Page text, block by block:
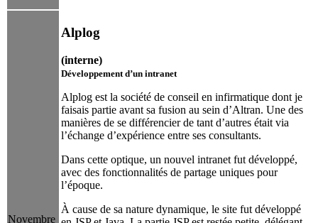
Novembre
Alplog
(interne)
Développement d’un intranet
Alplog est la société de conseil en infirmatique dont je
faisais partie avant sa fusion au sein d’Altran. Une des
manières de se différencier de tant d’autres était via
l’échange d’expérience entre ses consultants.
Dans cette optique, un nouvel intranet fut développé,
avec des fonctionnalités de partage uniques pour
l’époque.
À cause de sa nature dynamique, le site fut développé